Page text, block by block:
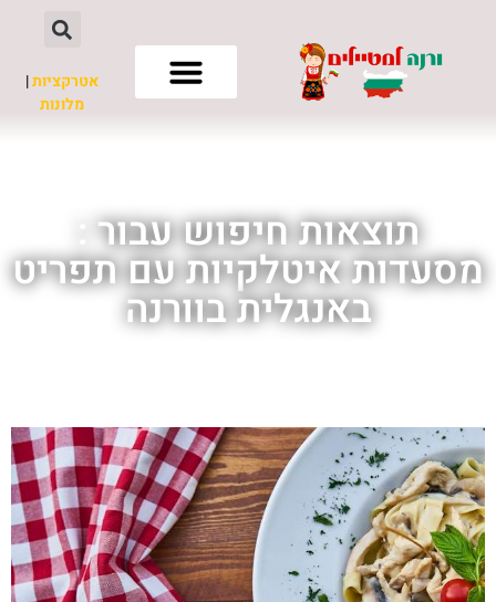
אטרקציות|
מלונות
תוצאות חיפוש עבור :
מסעדות איטלקיות עם תפריט
באנגלית בוורנה